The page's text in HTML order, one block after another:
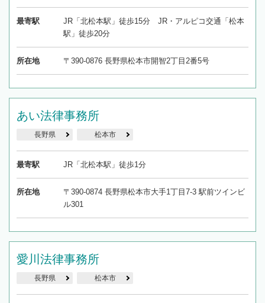
最寄駅
JR「北松本駅」徒歩15分 JR・アルピコ交通「松本
駅」徒歩20分
所在地 〒390-0876 長野県松本市開智2丁目2番5号
あい法律事務所
長野県 松本市
最寄駅 JR「北松本駅」徒歩1分
所在地
〒390-0874 長野県松本市大手1丁目7-3 駅前ツインビ
ル301
愛川法律事務所
長野県 松本市